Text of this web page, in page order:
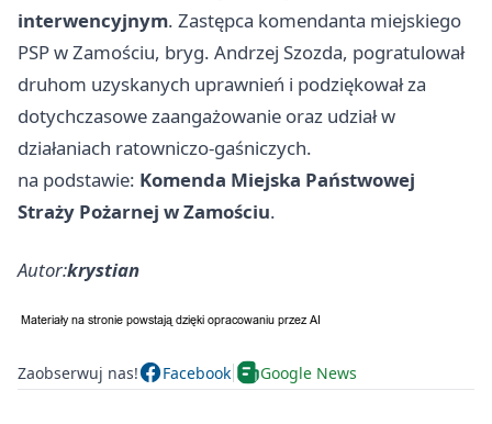
interwencyjnym. Zastępca komendanta miejskiego
PSP w Zamościu, bryg. Andrzej Szozda, pogratulował
druhom uzyskanych uprawnień i podziękował za
dotychczasowe zaangażowanie oraz udział w
działaniach ratowniczo-gaśniczych.
na podstawie: Komenda Miejska Państwowej
Straży Pożarnej w Zamościu.
Autor:krystian
Zaobserwuj nas! Facebook Google News